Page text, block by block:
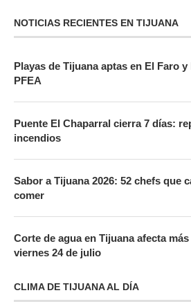
NOTICIAS RECIENTES EN TIJUANA
Playas de Tijuana aptas en El Faro
PFEA
Puente El Chaparral cierra 7 días:
incendios
Sabor a Tijuana 2026: 52 chefs que
comer
Corte de agua en Tijuana afecta
viernes 24 de julio
CLIMA DE TIJUANA AL DÍA